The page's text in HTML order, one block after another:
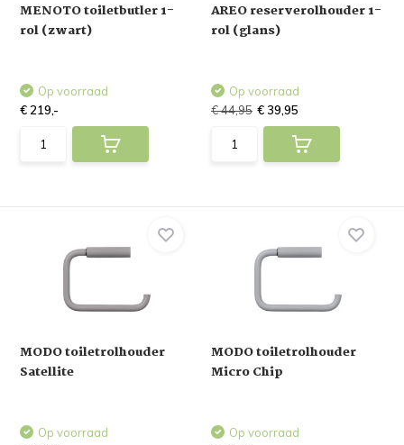
MENOTO toiletbutler 1-
rol (zwart)
Op voorraad
€ 219,-
AREO reserverolhouder 1-
rol (glans)
Op voorraad
€ 44,95 € 39,95
MODO toiletrolhouder
Satellite
Op voorraad
MODO toiletrolhouder
Micro Chip
Op voorraad